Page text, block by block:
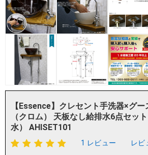
【Essence】クレセント手洗器×グ
（クロム） 天板なし給排水6点セッ
水） AHISET101
1 レビュー レビ